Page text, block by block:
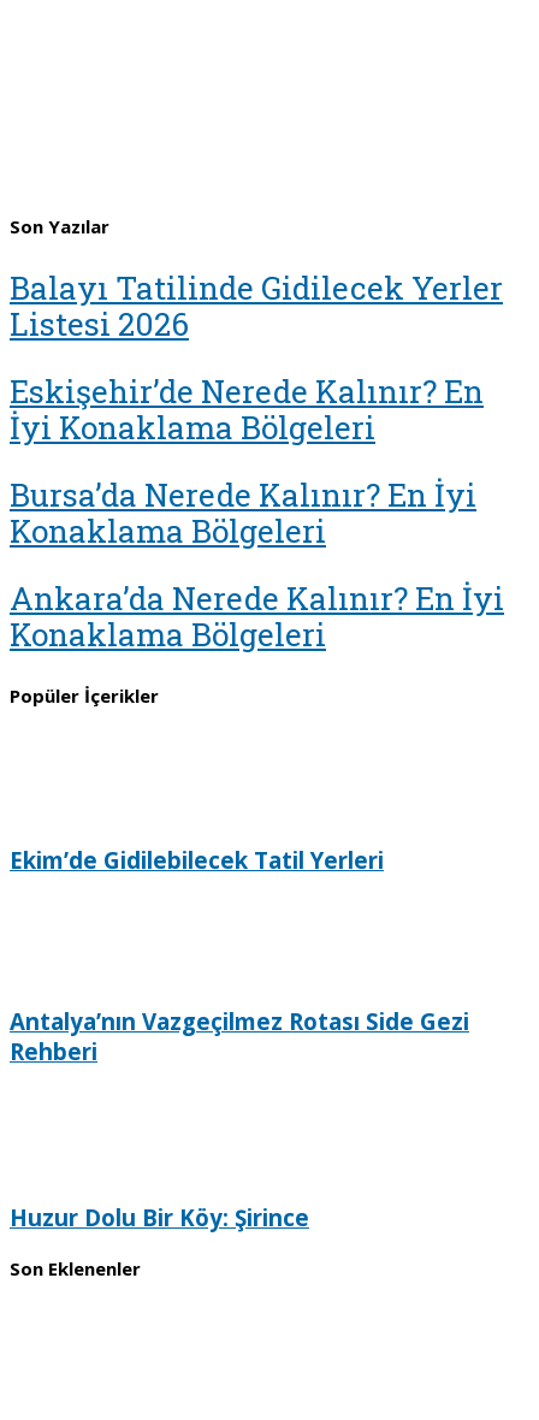
Son Yazılar
Balayı Tatilinde Gidilecek Yerler
Listesi 2026
Eskişehir’de Nerede Kalınır? En
İyi Konaklama Bölgeleri
Bursa’da Nerede Kalınır? En İyi
Konaklama Bölgeleri
Ankara’da Nerede Kalınır? En İyi
Konaklama Bölgeleri
Popüler İçerikler
Ekim’de Gidilebilecek Tatil Yerleri
Antalya’nın Vazgeçilmez Rotası Side Gezi
Rehberi
Huzur Dolu Bir Köy: Şirince
Son Eklenenler